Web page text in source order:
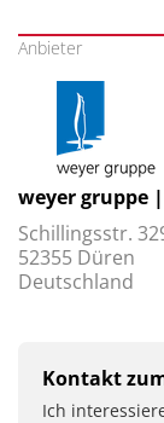
Anbieter
weyer gruppe
Schillingsstr.
52355 Düren
Deutschland
Kontakt
Ich